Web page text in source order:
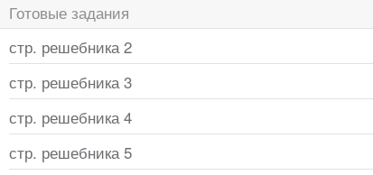
Готовые задания
стр. решебника 2
стр. решебника 3
стр. решебника 4
стр. решебника 5